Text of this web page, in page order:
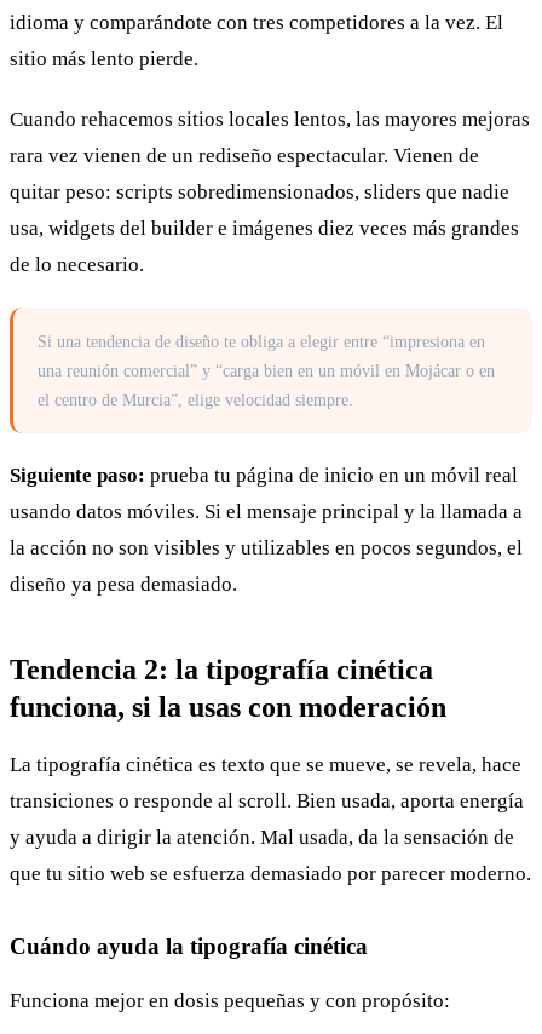
idioma y comparándote con tres competidores a la vez. El
sitio más lento pierde.
Cuando rehacemos sitios locales lentos, las mayores mejoras
rara vez vienen de un rediseño espectacular. Vienen de
quitar peso: scripts sobredimensionados, sliders que nadie
usa, widgets del builder e imágenes diez veces más grandes
de lo necesario.
Si una tendencia de diseño te obliga a elegir entre “impresiona en
una reunión comercial” y “carga bien en un móvil en Mojácar o en
el centro de Murcia”, elige velocidad siempre.
Siguiente paso: prueba tu página de inicio en un móvil real
usando datos móviles. Si el mensaje principal y la llamada a
la acción no son visibles y utilizables en pocos segundos, el
diseño ya pesa demasiado.
Tendencia 2: la tipografía cinética
funciona, si la usas con moderación
La tipografía cinética es texto que se mueve, se revela, hace
transiciones o responde al scroll. Bien usada, aporta energía
y ayuda a dirigir la atención. Mal usada, da la sensación de
que tu sitio web se esfuerza demasiado por parecer moderno.
Cuándo ayuda la tipografía cinética
Funciona mejor en dosis pequeñas y con propósito: